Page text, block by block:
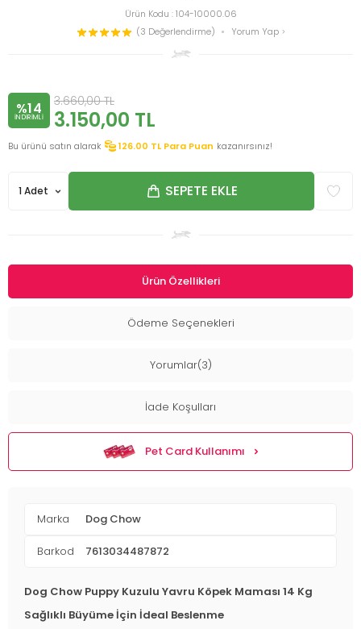
Ürün Kodu :104-10000.06
(3 Değerlendirme)
Yorum Yap
%14
INDIRIMLI
3.660,00TL
3.150,00 TL
Bu ürünü satın alarak 126.00 TL Para Puan kazanırsınız!
SEPETE EKLE
Ürün Özellikleri
Ödeme Seçenekleri
Yorumlar(3)
İade Koşulları
Pet Card Kullanımı
Marka Dog Chow
Barkod 7613034487872
Dog Chow Puppy Kuzulu Yavru Köpek Maması 14 Kg
Sağlıklı Büyüme İçin İdeal Beslenme